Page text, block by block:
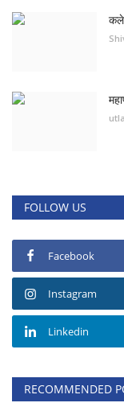
FOLLOW US
Facebook
Instagram
Linkedin
RECOMMENDED